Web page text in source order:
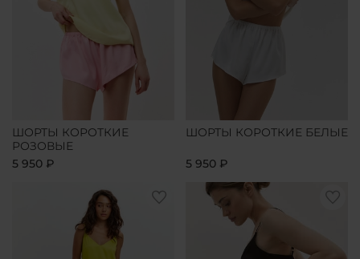
ШОРТЫ КОРОТКИЕ
РОЗОВЫЕ
5 950 ₽
ШОРТЫ КОРОТКИЕ БЕЛЫЕ
5 950 ₽